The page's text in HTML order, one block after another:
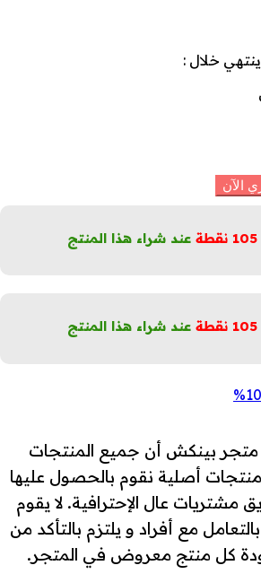
خلال :
الآن
105 نقطة عند شراء هذا المنتج
105 نقطة عند شراء هذا المنتج
بينكش أن جميع المنتجات
أصلية نقوم بالحصول عليها
مشتريات عال الإحترافية. لا يقوم
مع أفراد و يلتزم بالتأكد من
كل منتج معروض في المتجر.